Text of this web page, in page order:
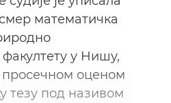
математичка
у Нишу,
просечном оценом
тезу под називом